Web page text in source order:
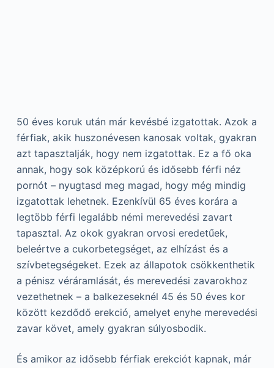
50 éves koruk után már kevésbé izgatottak. Azok a
férfiak, akik huszonévesen kanosak voltak, gyakran
azt tapasztalják, hogy nem izgatottak. Ez a fő oka
annak, hogy sok középkorú és idősebb férfi néz
pornót – nyugtasd meg magad, hogy még mindig
izgatottak lehetnek. Ezenkívül 65 éves korára a
legtöbb férfi legalább némi merevedési zavart
tapasztal. Az okok gyakran orvosi eredetűek,
beleértve a cukorbetegséget, az elhízást és a
szívbetegségeket. Ezek az állapotok csökkenthetik
a pénisz véráramlását, és merevedési zavarokhoz
vezethetnek – a balkezeseknél 45 és 50 éves kor
között kezdődő erekció, amelyet enyhe merevedési
zavar követ, amely gyakran súlyosbodik.
És amikor az idősebb férfiak erekciót kapnak, már